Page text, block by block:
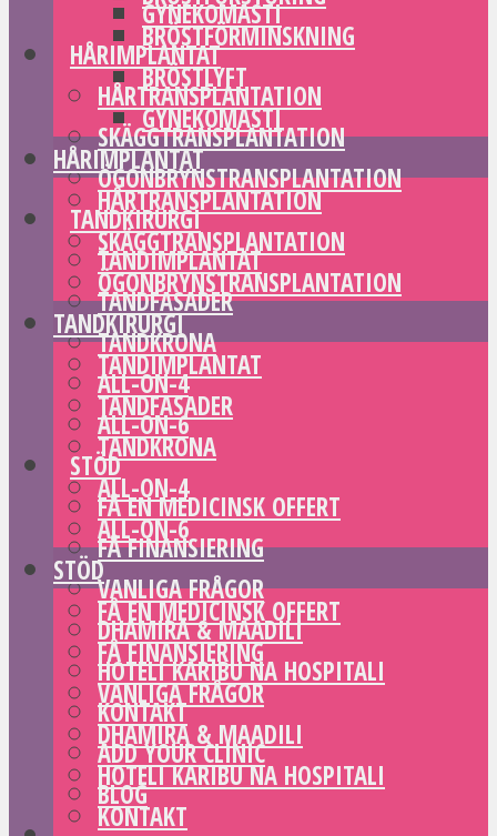
GYNEKOMASTI
HÅRIMPLANTAT
HÅRTRANSPLANTATION
SKÄGGTRANSPLANTATION
ÖGONBRYNSTRANSPLANTATION
TANDKIRURGI
TANDIMPLANTAT
TANDFASADER
TANDKRONA
ALL-ON-4
ALL-ON-6
STÖD
FÅ EN MEDICINSK OFFERT
FÅ FINANSIERING
VANLIGA FRÅGOR
DHAMIRA & MAADILI
HOTELI KARIBU NA HOSPITALI
KONTAKT
ADD YOUR CLINIC
BLOG
BRÖSTFÖRMINSKNING
BRÖSTLYFT
GYNEKOMASTI
HÅRIMPLANTAT
HÅRTRANSPLANTATION
SKÄGGTRANSPLANTATION
ÖGONBRYNSTRANSPLANTATION
TANDKIRURGI
TANDIMPLANTAT
TANDFASADER
TANDKRONA
ALL-ON-4
ALL-ON-6
STÖD
FÅ EN MEDICINSK OFFERT
FÅ FINANSIERING
VANLIGA FRÅGOR
DHAMIRA & MAADILI
HOTELI KARIBU NA HOSPITALI
KONTAKT